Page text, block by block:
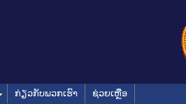
ກ່ຽວກັບພວກເຮົາ ຊ່ວຍເຫຼືອ